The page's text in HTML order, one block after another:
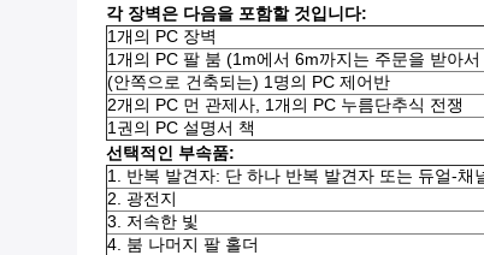
각 장벽은 다음을 포함할 것입니다:
1개의 PC 장벽
1개의 PC 팔 붐 (1m에서 6m까지는 주문을 받아
(안쪽으로 건축되는) 1명의 PC 제어반
2개의 PC 먼 관제사, 1개의 PC 누름단추식 전쟁
1권의 PC 설명서 책
선택적인 부속품:
1. 반복 발견자: 단 하나 반복 발견자 또는 듀얼-채
2. 광전지
3. 저속한 빛
4. 붐 나머지 팔 홀더